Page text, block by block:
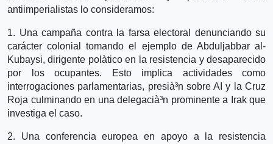
antiimperialistas lo consideramos:
1. Una campaña contra la farsa electoral denunciando su
carácter colonial tomando el ejemplo de Abduljabbar al-
Kubaysi, dirigente polà­tico en la resistencia y desaparecido
por los ocupantes. Esto implica actividades como
interrogaciones parlamentarias, presià³n sobre AI y la Cruz
Roja culminando en una delegacià³n prominente a Irak que
investiga el caso.
2. Una conferencia europea en apoyo a la resistencia